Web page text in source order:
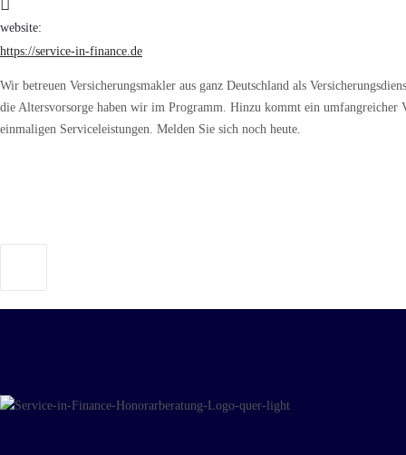
website:
https://service-in-finance.de
Wir betreuen Versicherungsmakler aus ganz Deutschland als
die Altersvorsorge haben wir im Programm. Hinzu kommt ein umfangreicher
einmaligen Serviceleistungen. Melden Sie sich noch heute.